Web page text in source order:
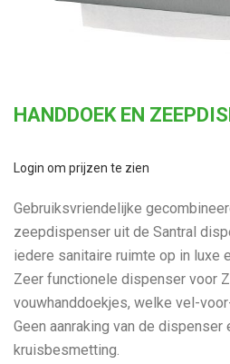
HANDDOEK EN
Login om prijzen te zien
Gebruiksvriendelijke
zeepdispenser uit de Santral
iedere sanitaire ruimte op in luxe
Zeer functionele dispenser voor
vouwhanddoekjes, welke vel-
Geen aanraking van de dispenser
kruisbesmetting.